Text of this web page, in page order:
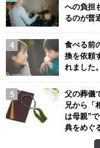
への負担
るのが普
食べる前
換を依頼
れました
父の葬儀
兄から「
は母親”
典をめぐ